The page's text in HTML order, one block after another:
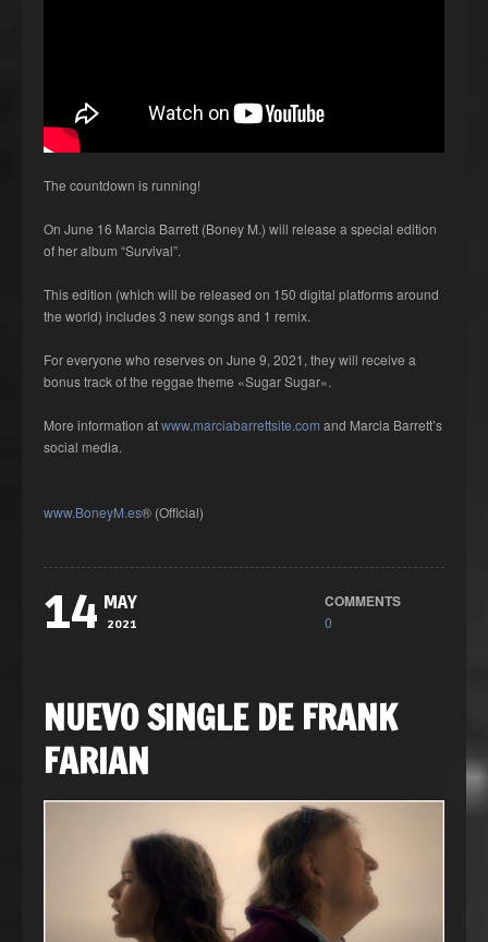
The countdown is running!
On June 16 Marcia Barrett (Boney M.) will release a special edition
of her album “Survival”.
This edition (which will be released on 150 digital platforms around
the world) includes 3 new songs and 1 remix.
For everyone who reserves on June 9, 2021, they will receive a
bonus track of the reggae theme «Sugar Sugar».
More information atwww.marciabarrettsite.com and Marcia Barrett’s
social media.
www.BoneyM.es® (Official)
14 MAY
2021
COMMENTS
0
NUEVO SINGLE DE FRANK
FARIAN